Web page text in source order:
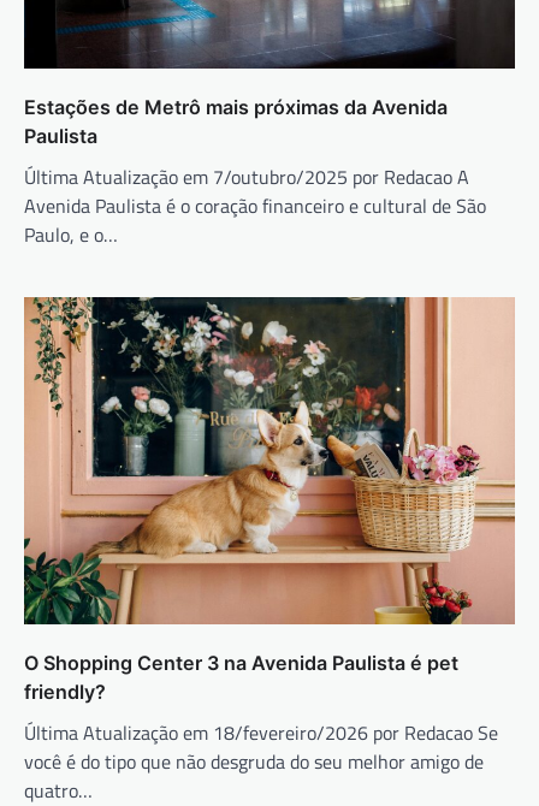
Estações de Metrô mais próximas da Avenida
Paulista
Última Atualização em 7/outubro/2025 por Redacao A
Avenida Paulista é o coração financeiro e cultural de São
Paulo, e o…
O Shopping Center 3 na Avenida Paulista é pet
friendly?
Última Atualização em 18/fevereiro/2026 por Redacao Se
você é do tipo que não desgruda do seu melhor amigo de
quatro…